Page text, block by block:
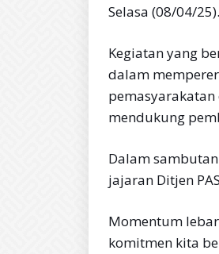
Selasa (08/04/25).
Kegiatan yang
dalam
mendukung
Dalam
jajaran Ditjen
Momentum
komitmen kita